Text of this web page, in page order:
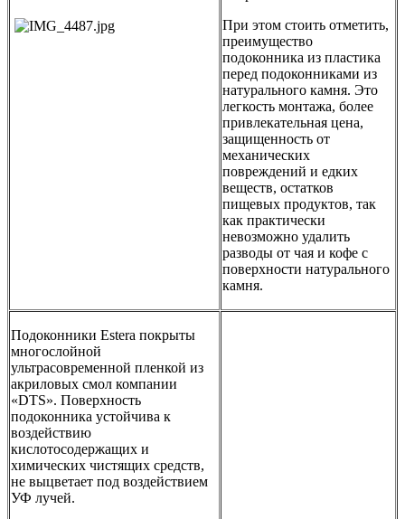
При этом стоить отметить,
преимущество
подоконника из пластика
перед подоконниками из
натурального камня. Это
легкость монтажа, более
привлекательная цена,
защищенность от
механических
повреждений и едких
веществ, остатков
пищевых продуктов, так
как практически
невозможно удалить
разводы от чая и кофе с
поверхности натурального
камня.
Подоконники Estera покрыты
многослойной
ультрасовременной пленкой из
акриловых смол компании
«DTS». Поверхность
подоконника устойчива к
воздействию
кислотосодержащих и
химических чистящих средств,
не выцветает под воздействием
УФ лучей.